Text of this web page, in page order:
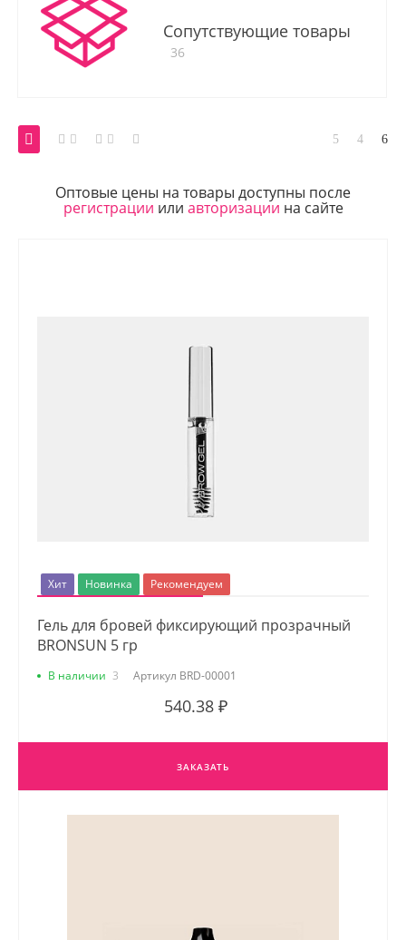
Сопутствующие товары
36
Оптовые цены на товары доступны после
регистрации или авторизации на сайте
Хит Новинка Рекомендуем
Гель для бровей фиксирующий прозрачный
BRONSUN 5 гр
В наличии 3 Артикул BRD-00001
540.38 ₽
ЗАКАЗАТЬ